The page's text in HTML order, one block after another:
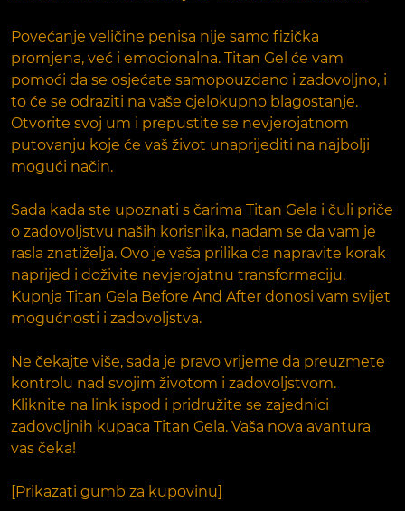
Povećanje veličine penisa nije samo fizička
promjena, već i emocionalna. Titan Gel će vam
pomoći da se osjećate samopouzdano i zadovoljno, i
to će se odraziti na vaše cjelokupno blagostanje.
Otvorite svoj um i prepustite se nevjerojatnom
putovanju koje će vaš život unaprijediti na najbolji
mogući način.
Sada kada ste upoznati s čarima Titan Gela i čuli priče
o zadovoljstvu naših korisnika, nadam se da vam je
rasla znatiželja. Ovo je vaša prilika da napravite korak
naprijed i doživite nevjerojatnu transformaciju.
Kupnja Titan Gela Before And After donosi vam svijet
mogućnosti i zadovoljstva.
Ne čekajte više, sada je pravo vrijeme da preuzmete
kontrolu nad svojim životom i zadovoljstvom.
Kliknite na link ispod i pridružite se zajednici
zadovoljnih kupaca Titan Gela. Vaša nova avantura
vas čeka!
[Prikazati gumb za kupovinu]